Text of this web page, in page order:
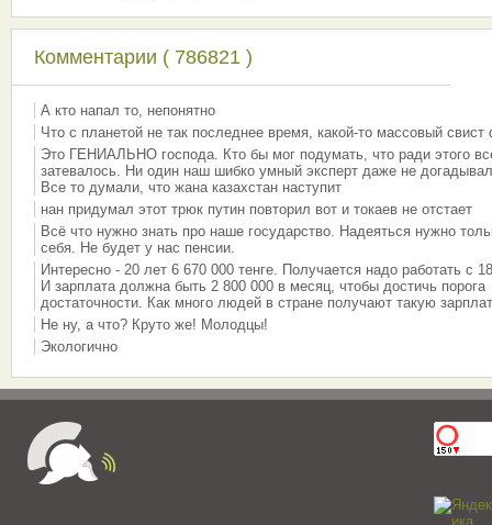
Комментарии ( 786821 )
А кто напал то, непонятно
Что с планетой не так последнее время, какой-то массовый свист
Это ГЕНИАЛЬНО господа. Кто бы мог подумать, что ради этого
затевалось. Ни один наш шибко умный эксперт даже не
Все то думали, что жана казахстан наступит
нан придумал этот трюк путин повторил вот и токаев не отстает
Всё что нужно знать про наше государство. Надеяться нужно
себя. Не будет у нас пенсии.
Интересно - 20 лет 6 670 000 тенге. Получается надо работать с
И зарплата должна быть 2 800 000 в месяц, чтобы достичь порога
достаточности. Как много людей в стране получают такую
Не ну, а что? Круто же! Молодцы!
Экологично